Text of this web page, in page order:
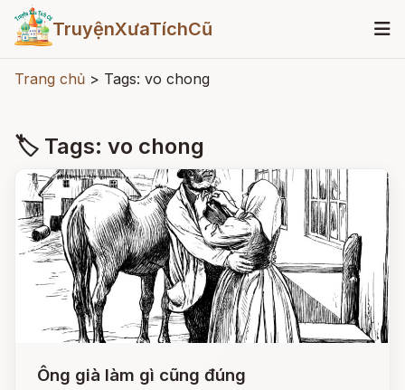
TruyệnXưaTíchCũ
Trang chủ > Tags: vo chong
🏷 Tags: vo chong
Ông già làm gì cũng đúng